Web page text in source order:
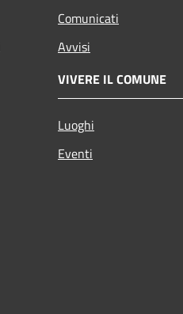
Comunicati
Avvisi
VIVERE IL COMUNE
Luoghi
Eventi